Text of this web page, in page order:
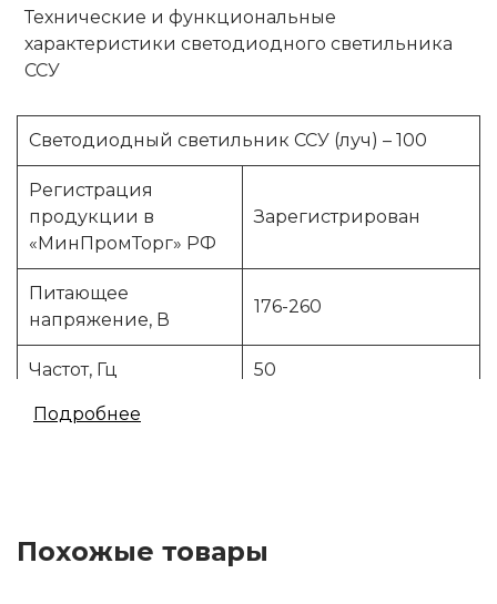
Технические и функциональные
характеристики светодиодного светильника
ССУ
Светодиодный светильник ССУ (луч) – 100
Регистрация
продукции в
«МинПромТорг» РФ
Зарегистрирован
Питающее
напряжение, В
176-260
Частот, Гц 50
Потребляемая
Цветовая
3000 или 4000 или
Подробнее
Похожые товары